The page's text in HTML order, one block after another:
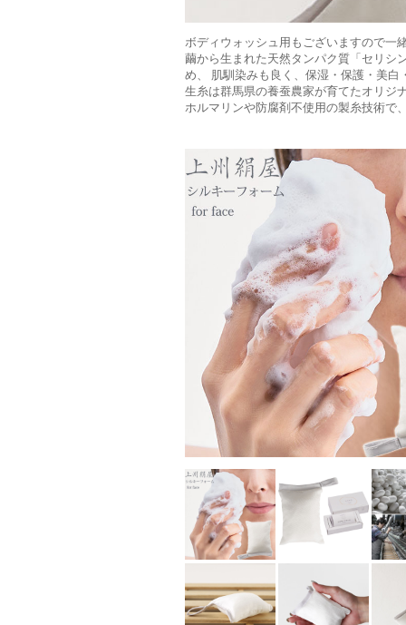
ボディウォッシュ用もございますので一
繭から生まれた天然タンパク質「セリシ
め、 肌馴染みも良く、保湿・保護・美
生糸は群馬県の養蚕農家が育てたオリジ
ホルマリンや防腐剤不使用の製糸技術で